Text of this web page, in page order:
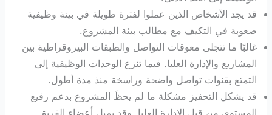
قد يجد الأشخاص الذين عملوا لفترة طويلة في بيئة وظيفية
صعوبة في التكيف مع مطالب بيئة المشروع.
غالبًا ما تتجلى معوقات التواصل والطبقات البيروقراطية بين
المشاريع والإدارة العليا. فيما تنزع الوحدات الوظيفية إلى
التمتع بقنوات تواصل واضحة وراسخة منذ مدة أطول.
قد يشكل التحفيز مشكلة ما لم يحظَ المشروع بدعم رفيع
المستوى من قبل الإدارة العليا. وقد يميل أعضاء الفريق